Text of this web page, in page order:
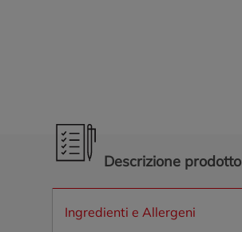
Descrizione prodotto
Ingredienti e Allergeni